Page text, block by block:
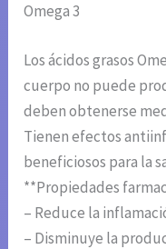
Omega 3
Los ácidos grasos
cuerpo no puede
deben obtenerse
Tienen efectos
beneficiosos para la
**Propiedades
– Reduce la
– Disminuye la